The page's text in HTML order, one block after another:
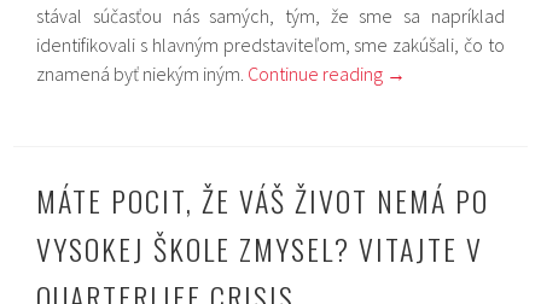
stával súčasťou nás samých, tým, že sme sa napríklad
identifikovali s hlavným predstaviteľom, sme zakúšali, čo to
znamená byť niekým iným. Continue reading →
MÁTE POCIT, ŽE VÁŠ ŽIVOT NEMÁ PO
VYSOKEJ ŠKOLE ZMYSEL? VITAJTE V